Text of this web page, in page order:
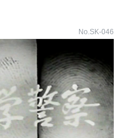
No.SK-046